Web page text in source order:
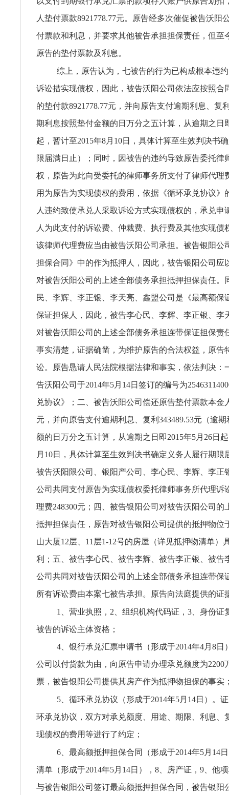
人垫付票款8921778.77元。原告经多次催促被告沃阳
付票款和利息，并要求其他被告承担担保责任，但至
原告的垫付票款及利息。
综上，原告认为，七被告的行为已构成根本违
诉讼措实现债权，因此，被告沃阳公司依法应按照合
的垫付款8921778.77元，并向原告支付逾期利息、复
期利息按照垫付金额的日万分之五计算，从逾期之日
起，暂计至2015年8月10日，具体计算至生效判决书
限届满日止）；同时，因被告的违约导致原告委托律
权，原告为此向受委托的律师事务所支付了律师代理
用为原告为实现债权的费用，依据《循环承兑协议》
人违约致使承兑人采取诉讼方式实现债权的，承兑申
人为此支付的诉讼费、仲裁费、执行费及其他实现债
该律师代理费应当由被告沃阳公司承担。被告银阳公
担保合同》中的作为抵押人，因此，被告银阳公司应
对被告沃阳公司的上述全部债务承担抵押担保责任。
民、李辉、李正银、李天亮、鑫盟公司是《最高额保
保证担保人，因此，被告李心民、李辉、李正银、李
对被告沃阳公司的上述全部债务承担连带保证担保责
事实清楚，证据确凿，为维护原告的合法权益，原告
讼。原告恳请人民法院根据法律和事实，依法判决：
告沃阳公司于2014年5月14日签订的编号为
兑协议》；二、被告沃阳公司偿还原告垫付票款本金
元，并向原告支付逾期利息、复利343489.53元（逾
额的日万分之五计算，从逾期之日即2015年5月26日
月10日，具体计算至生效判决书确定义务人履行期限
被告沃阳限公司、银阳产公司、李心民、李辉、李正
公司共同支付原告为实现债权委托律师事务所代理诉
理费248300元；四、被告银阳公司对被告沃阳公司的
抵押担保责任，原告对被告银阳公司提供的抵押物位
山大厦12层、11层1-12号的房屋（详见抵押物清单）
利；五、被告李心民、被告李辉、被告李正银、被告
公司共同对被告沃阳公司的上述全部债务承担连带保
所有诉讼费由本案七被告承担。原告向法庭提供的证
1、营业执照，2、组织机构代码证，3、身份证
被告的诉讼主体资格；
4、银行承兑汇票申请书（形成于2014年4月8日
公司以付货款为由，向原告申请办理承兑额度为2200
票，被告银阳公司提供其房产作为抵押物担保的事实
5、循环承兑协议（形成于2014年5月14日）。
环承兑协议，双方对承兑额度、用途、期限、利息、
现债权的费用等进行了约定；
6、最高额抵押担保合同（形成于2014年5月14
清单（形成于2014年5月14日），8、房产证，9、他
与被告银阳公司签订最高额抵押担保合同，被告银阳